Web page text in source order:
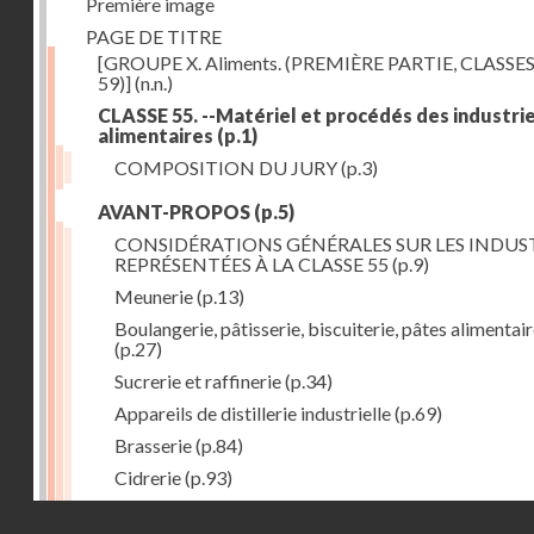
PAGE DE TITRE
[GROUPE X. Aliments. (PREMIÈRE PARTIE,
59)](n.n.)
CLASSE 55. --Matériel et procédés des
alimentaires (p.1)
COMPOSITION DU JURY(p.3)
AVANT-PROPOS (p.5)
CONSIDÉRATIONS GÉNÉRALES SUR LES
REPRÉSENTÉES À LA CLASSE 55 (p.9)
Meunerie(p.13)
Boulangerie, pâtisserie, biscuiterie, pâtes
(p.27)
Sucrerie et raffinerie(p.34)
Appareils de distillerie industrielle(p.69)
Brasserie(p.84)
Cidrerie(p.93)